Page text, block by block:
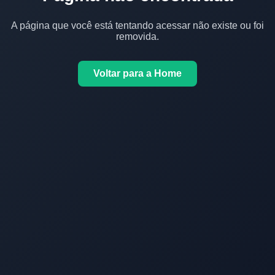
A página que você está tentando acessar não existe ou foi
removida.
Voltar para a Home